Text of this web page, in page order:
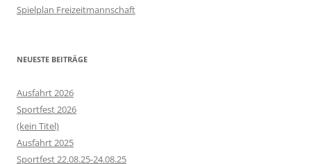
Spielplan Freizeitmannschaft
NEUESTE BEITRÄGE
Ausfahrt 2026
Sportfest 2026
(kein Titel)
Ausfahrt 2025
Sportfest 22.08.25-24.08.25